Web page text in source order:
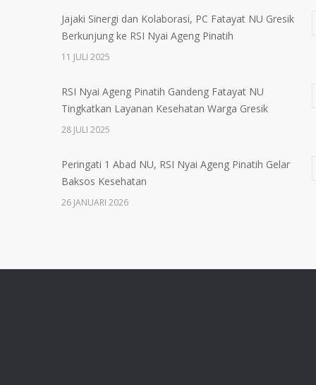
Jajaki Sinergi dan Kolaborasi, PC Fatayat NU Gresik
Berkunjung ke RSI Nyai Ageng Pinatih
11 JULI 2025
RSI Nyai Ageng Pinatih Gandeng Fatayat NU
Tingkatkan Layanan Kesehatan Warga Gresik
28 JULI 2025
Peringati 1 Abad NU, RSI Nyai Ageng Pinatih Gelar
Baksos Kesehatan
26 JANUARI 2026